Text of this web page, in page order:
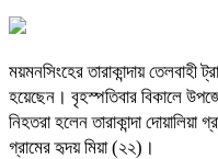
ময়মনসিংহের তারাকান্দায়
হয়েছেন। বৃহস্পতিবার বিকালে
নিহতরা হলেন তারাকান্দা
গ্রামের হৃদয় মিয়া (২২)।